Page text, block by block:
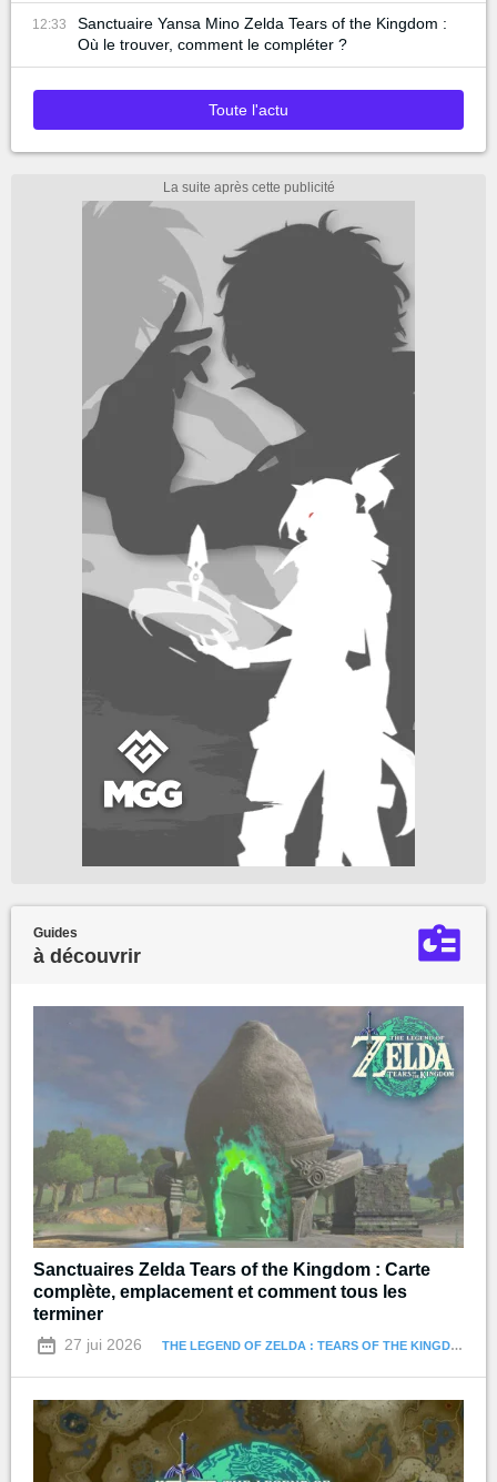
12:33
Sanctuaire Yansa Mino Zelda Tears of the Kingdom :
Où le trouver, comment le compléter ?
Toute l'actu
Guides
à découvrir
Sanctuaires Zelda Tears of the Kingdom : Carte
complète, emplacement et comment tous les
terminer
27 jui 2026 THE LEGEND OF ZELDA : TEARS OF THE KINGDOM